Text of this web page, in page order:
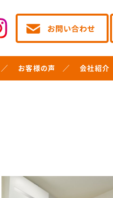
お客様の声 会社紹介